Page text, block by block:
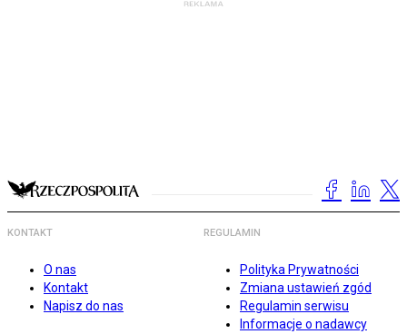
KONTAKT
O nas
Kontakt
Napisz do nas
REGULAMIN
Polityka Prywatności
Zmiana ustawień zgód
Regulamin serwisu
Informacje o nadawcy